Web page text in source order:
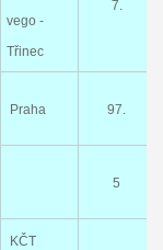
vego -
Třinec
7.
Praha 97.
5
KČT